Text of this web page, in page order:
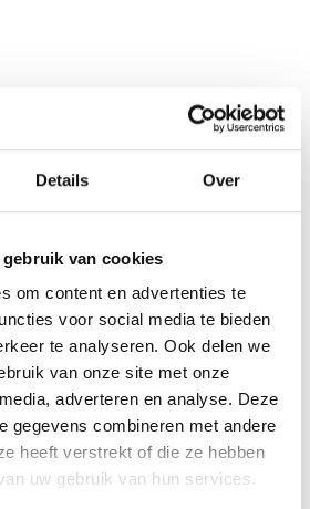
Details Over
van cookies
om content en advertenties te
voor social media te bieden
te analyseren. Ook delen we
van onze site met onze
adverteren en analyse. Deze
gegevens combineren met andere
heeft verstrekt of die ze hebben
uw gebruik van hun services.